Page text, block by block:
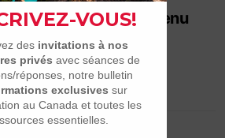
Canada, un rêve devenu
Latino-Américaines